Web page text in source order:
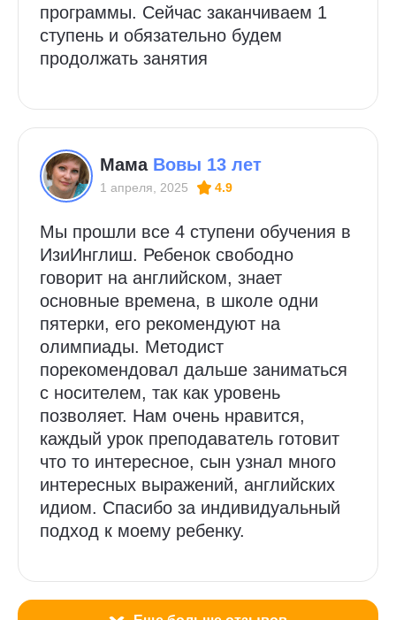
программы. Сейчас заканчиваем 1
ступень и обязательно будем
продолжать занятия
Мама Вовы 13 лет
1 апреля, 2025 4.9
Мы прошли все 4 ступени обучения в
ИзиИнглиш. Ребенок свободно
говорит на английском, знает
основные времена, в школе одни
пятерки, его рекомендуют на
олимпиады. Методист
порекомендовал дальше заниматься
с носителем, так как уровень
позволяет. Нам очень нравится,
каждый урок преподаватель готовит
что то интересное, сын узнал много
интересных выражений, английских
идиом. Спасибо за индивидуальный
подход к моему ребенку.